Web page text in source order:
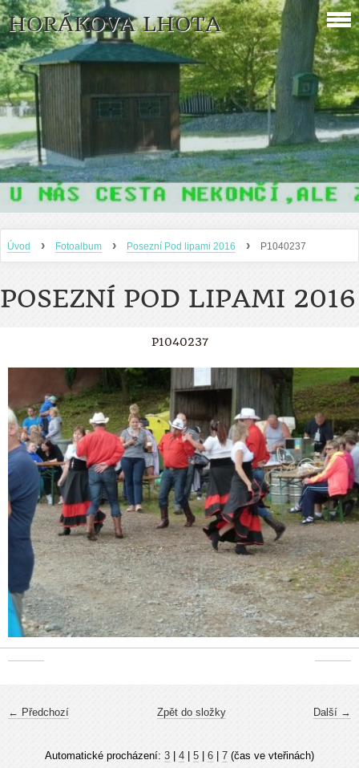
HORÁKOVA LHOTA
Úvod › Fotoalbum › Posezní Pod lipami 2016 › P1040237
POSEZNÍ POD LIPAMI 2016
P1040237
← Předchozí Další →
Zpět do složky
Automatické procházení: 3 4 5 6 7 (čas ve vteřinách)